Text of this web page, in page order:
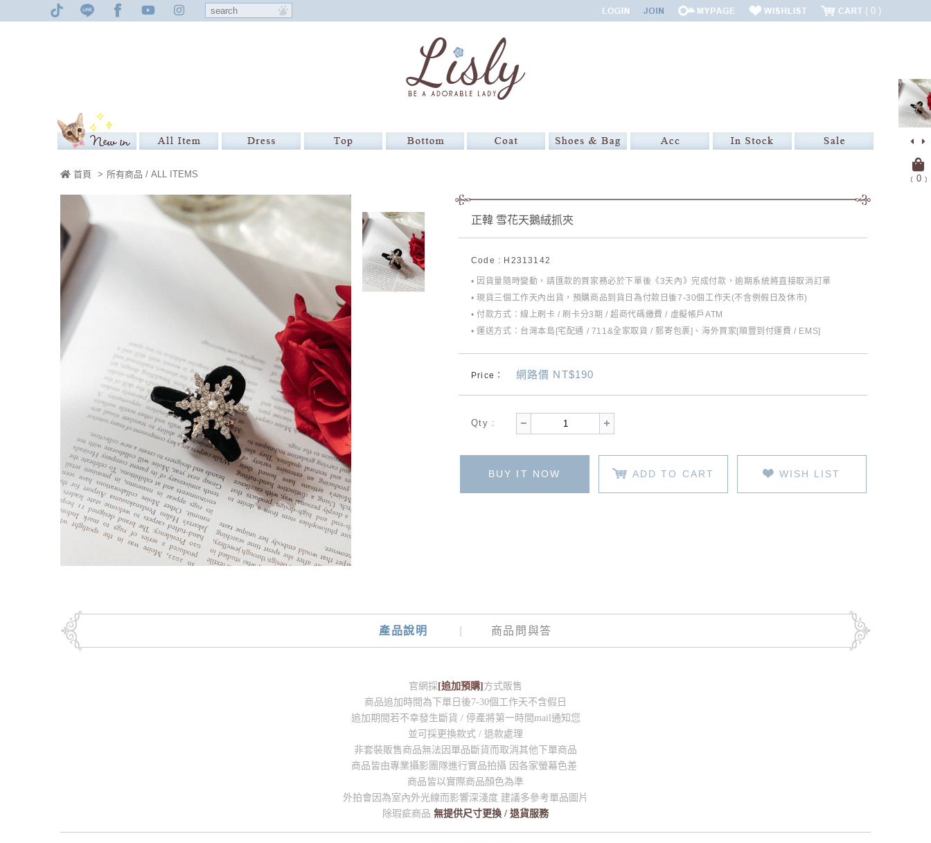
0
﹝ 0﹞
首頁 > 所有商品 / ALL ITEMS
正韓 雪花天鵝絨抓夾
Code : H2313142
• 因貨量隨時變動，請匯款的買家務必於下單後《3天內》完成付款，逾期系統將直接取消訂單
• 現貨三個工作天內出貨，預購商品到貨日為付款日後7-30個工作天(不含例假日及休市)
• 付款方式：線上刷卡 / 刷卡分3期 / 超商代碼繳費 / 虛擬帳戶ATM
• 運送方式：台灣本島[宅配通 / 711&全家取貨 / 郵寄包裹]、海外買家[順豐到付運費 / EMS]
Price： 網路價 NT$190
Qty :
BUY IT NOW ADD TO CART WISH LIST
產品說明 商品問與答
官網採 [追加預購] 方式販售
商品追加時間為下單日後7-30個工作天不含假日
追加期間若不幸發生斷貨 / 停產將第一時間mail通知您
並可採更換款式 / 退款處理
非套裝販售商品無法因單品斷貨而取消其他下單商品
商品皆由專業攝影團隊進行實品拍攝 因各家螢幕色差
商品皆以實際商品顏色為準
外拍會因為室內外光線而影響深淺度 建議多參考單品圖片
除瑕疵商品 無提供尺寸更換 / 退貨服務